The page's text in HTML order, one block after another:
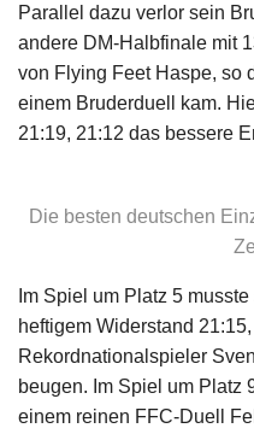
Parallel dazu verlor sein
andere DM-Halbfinale mit
von Flying Feet Haspe, so
einem Bruderduell kam.
21:19, 21:12 das bessere
Die besten deutschen
Im Spiel um Platz 5
heftigem Widerstand
Rekordnationalspieler
beugen. Im Spiel um Platz
einem reinen FFC-Duell